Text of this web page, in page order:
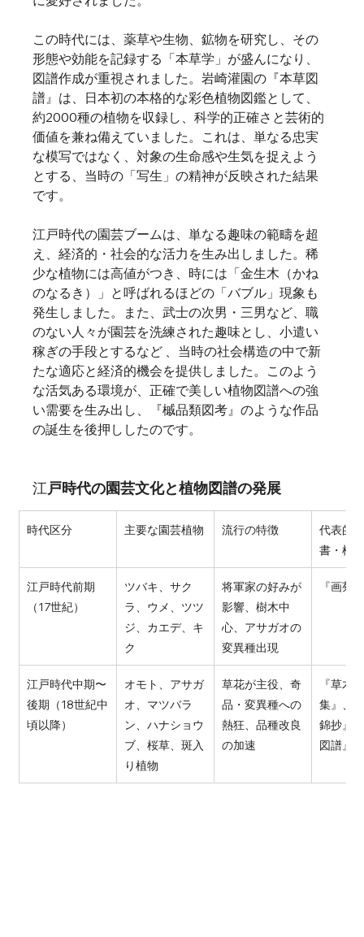
この時代には、薬草や生物、鉱物を研究し、その
形態や効能を記録する「本草学」が盛んになり、
図譜作成が重視されました。岩崎灌園の『本草図
譜』は、日本初の本格的な彩色植物図鑑として、
約2000種の植物を収録し、科学的正確さと芸術的
価値を兼ね備えていました。これは、単なる忠実
な模写ではなく、対象の生命感や生気を捉えよう
とする、当時の「写生」の精神が反映された結果
です。
江戸時代の園芸ブームは、単なる趣味の範疇を超
え、経済的・社会的な活力を生み出しました。稀
少な植物には高値がつき、時には「金生木（かね
のなるき）」と呼ばれるほどの「バブル」現象も
発生しました。また、武士の次男・三男など、職
のない人々が園芸を洗練された趣味とし、小遣い
稼ぎの手段とするなど 、当時の社会構造の中で新
たな適応と経済的機会を提供しました。このよう
な活気ある環境が、正確で美しい植物図譜への強
い需要を生み出し、『槭品類図考』のような作品
の誕生を後押ししたのです。
江戸時代の園芸文化と植物図譜の発展
時代区分 主要な園芸植物 流行の特徴
代表的
書・植
江戸時代前期
（17世紀）
ツバキ、サク
ラ、ウメ、ツツ
ジ、カエデ、キ
ク
将軍家の好みが
影響、樹木中
心、アサガオの
変異種出現
『画菊
江戸時代中期〜
後期（18世紀中
頃以降）
オモト、アサガ
オ、マツバラ
ン、ハナショウ
ブ、桜草、斑入
り植物
草花が主役、奇
品・変異種への
熱狂、品種改良
の加速
『草木
集』、
錦抄』
図譜』